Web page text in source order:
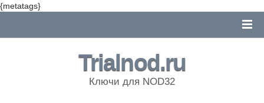
{metatags}
Trialnod.ru
Ключи для NOD32